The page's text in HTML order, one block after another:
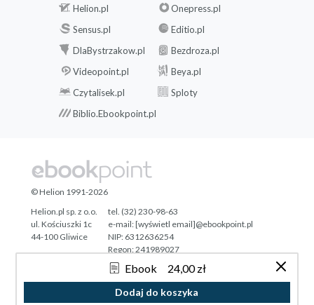
Ebook 24,00 zł
Dodaj do koszyka
Helion.pl
Onepress.pl
Sensus.pl
Editio.pl
DlaBystrzakow.pl
Bezdroza.pl
Videopoint.pl
Beya.pl
Czytalisek.pl
Sploty
Biblio.Ebookpoint.pl
Tonik.pl
© Helion 1991-2026
Helion.pl sp. z o.o.
ul. Kościuszki 1c
44-100 Gliwice
tel. (32) 230-98-63
e-mail:[wyświetl email]@ebookpoint.pl
NIP: 6312636254
Regon: 241989027